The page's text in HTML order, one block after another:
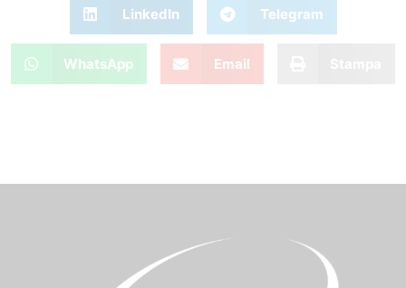
LinkedIn Telegram
WhatsApp Email